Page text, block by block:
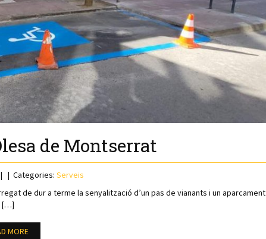
de Montserrat
Categories:Serveis
de dur a terme la senyalització d’un pas de vianants i un aparcament
[…]
MORE